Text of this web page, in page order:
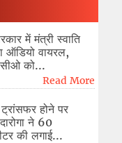
में मंत्री स्वाति
ऑडियो वायरल,
सीओ को...
Read More
ट्रांसफर होने पर
ने 60
की लगाई...